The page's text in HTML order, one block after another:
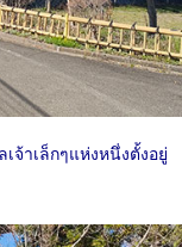
จ้าเล็กๆแห่งหนึ่งตั้งอยู่